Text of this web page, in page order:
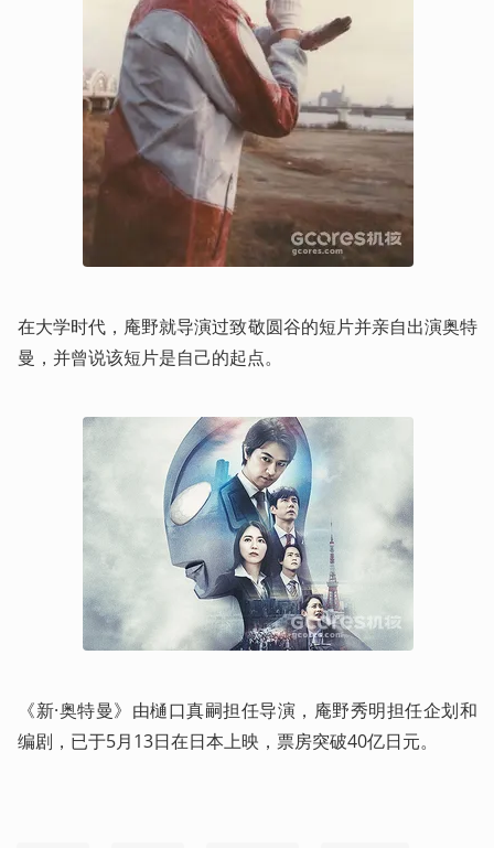
在大学时代，庵野就导演过致敬圆谷的短片并亲自出演奥特
曼，并曾说该短片是自己的起点。
《新·奥特曼》由樋口真嗣担任导演，庵野秀明担任企划和
编剧，已于5月13日在日本上映，票房突破40亿日元。